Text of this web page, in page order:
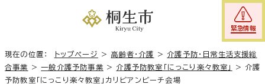
緊急情報
現在の位置： トップページ > 高齢者・介護 > 介護予防・日常生活支援総
合事業
>一般介護予防事業 > 介護予防教室「にっこり楽々教室」 > 介護
予防教室「にっこり楽々教室」カリビアンビーチ会場